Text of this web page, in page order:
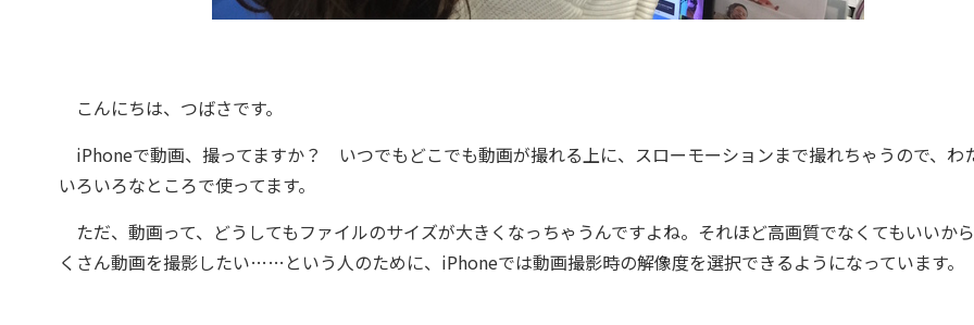
こんにちは、つばさです。
iPhoneで動画、撮ってますか？ いつでもどこでも動画が撮れる上に、スローモーションまで撮れちゃうので、わ
いろいろなところで使ってます。
ただ、動画って、どうしてもファイルのサイズが大きくなっちゃうんですよね。それほど高画質でなくてもいいか
くさん動画を撮影したい……という人のために、iPhoneでは動画撮影時の解像度を選択できるようになっています。